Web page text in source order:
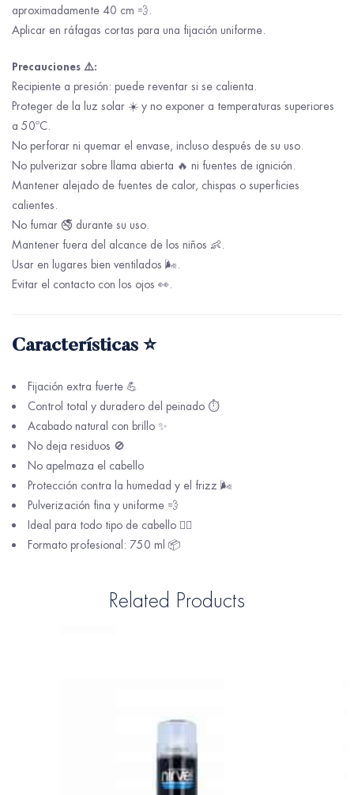
aproximadamente 40 cm 💨.
Aplicar en ráfagas cortas para una fijación uniforme.
Precauciones ⚠️:
Recipiente a presión: puede reventar si se calienta.
Proteger de la luz solar ☀️ y no exponer a temperaturas superiores
a 50ºC.
No perforar ni quemar el envase, incluso después de su uso.
No pulverizar sobre llama abierta 🔥 ni fuentes de ignición.
Mantener alejado de fuentes de calor, chispas o superficies
calientes.
No fumar 🚭 durante su uso.
Mantener fuera del alcance de los niños 👶.
Usar en lugares bien ventilados 🌬️.
Evitar el contacto con los ojos 👀.
Características ⭐
Fijación extra fuerte 💪
Control total y duradero del peinado ⏱️
Acabado natural con brillo ✨
No deja residuos 🚫
No apelmaza el cabello
Protección contra la humedad y el frizz 🌬️
Pulverización fina y uniforme 💨
Ideal para todo tipo de cabello 💇‍♀️
Formato profesional: 750 ml 📦
Related Products